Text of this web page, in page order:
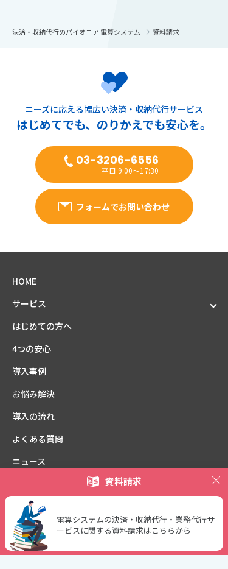
決済・収納代行のパイオニア 電算システム 資料請求
ニーズに応える幅広い決済・収納代行サービス
はじめてでも、のりかえでも安心を。
03-3206-6556
平日 9:00～17:30
フォームでお問い合わせ
HOME
サービス
はじめての方へ
4つの安心
導入事例
お悩み解決
導入の流れ
よくある質問
ニュース
お試し版お申し込み
ご契約中の方
資料請求
電算システムの決済・収納代行・業務代行サ
ービスに関する資料請求はこちらから